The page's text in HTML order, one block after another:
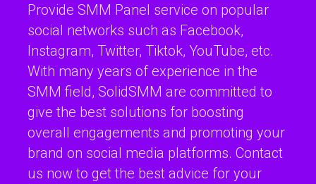
Provide SMM Panel service on popular
social networks such as Facebook,
Instagram, Twitter, Tiktok, YouTube, etc.
With many years of experience in the
SMM field, SolidSMM are committed to
give the best solutions for boosting
overall engagements and promoting your
brand on social media platforms. Contact
us now to get the best advice for your